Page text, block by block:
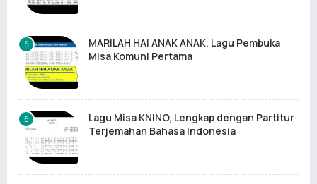
MARILAH HAI ANAK ANAK, Lagu Pembuka
Misa Komuni Pertama
Lagu Misa KNINO, Lengkap dengan Partitur
Terjemahan Bahasa Indonesia